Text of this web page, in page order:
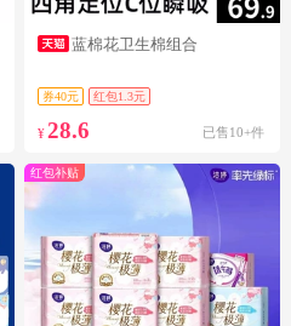
蓝棉花卫生棉组合
券40元 红包1.3元
¥28.6 已售10+件
红包补贴